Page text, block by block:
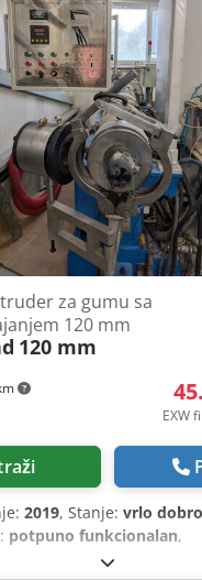
za gumu sa
120 mm
120 mm
EXW
2019, Stanje: vrlo
potpuno funkcionalan,